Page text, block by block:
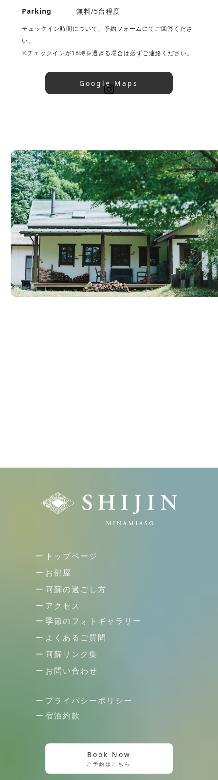
Parking
無料/5台程度
チェックイン時間について、予約フォームにてご回答くださ
い。
※チェックインが18時を過ぎる場合は必ずご連絡ください。
Google Maps
トップページ
お部屋
阿蘇の過ごし方
アクセス
季節のフォトギャラリー
よくあるご質問
阿蘇リンク集
お問い合わせ
プライバシーポリシー
Book Now
ご予約はこちら
宿泊約款